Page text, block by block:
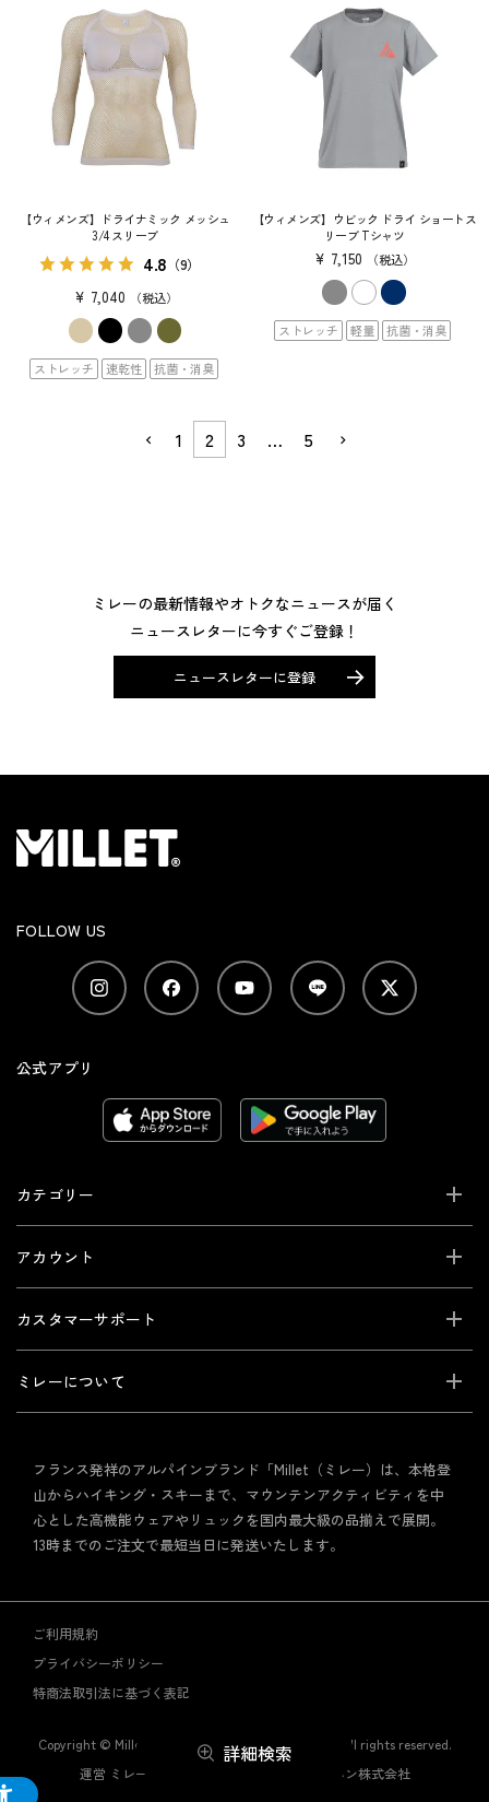
【ウィメンズ】ドライナミック メッシュ
3/4 スリーブ
4.8 （9）
¥ 7,040 税込
ストレッチ 速乾性 抗菌・消臭
【ウィメンズ】ウビック ドライ ショートス
リーブ Tシャツ
¥ 7,150 税込
ストレッチ 軽量 抗菌・消臭
1 2 3 … 5
詳細検索
ミレーの最新情報やオトクなニュースが届く
ニュースレターに今すぐご登録！
ニュースレターに登録
FOLLOW US
公式アプリ
カテゴリー
アカウント
カスタマーサポート
ミレーについて
フランス発祥のアルパインブランド「Millet（ミレー）は、本格登
山からハイキング・スキーまで、マウンテンアクティビティを中
心とした高機能ウェアやリュックを国内最大級の品揃えで展開。
13時までのご注文で最短当日に発送いたします。
ご利用規約
プライバシーポリシー
特商法取引法に基づく表記
Copyright © Millet Mountain Group Japan Co., Ltd. All rights reserved.
運営 ミレー・マウンテン・グループ・ジャパン株式会社